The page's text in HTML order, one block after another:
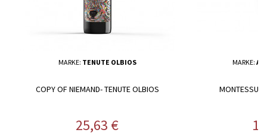
MARKE: TENUTE OLBIOS
COPY OF NIEMAND- TENUTE OLBIOS
Preis
25,63 €
MARKE:
MONTESSU -